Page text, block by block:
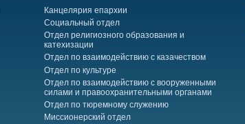
Канцелярия епархии
Социальный отдел
Отдел религиозного образования и
катехизации
Отдел по взаимодействию с казачеством
Отдел по культуре
Отдел по взаимодействию с вооруженными
силами и правоохранительными органами
Отдел по тюремному служению
Миссионерский отдел